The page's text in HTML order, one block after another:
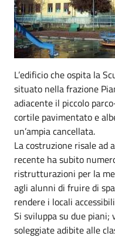
L’edificio che ospita la
situato nella frazione
adiacente il piccolo
cortile pavimentato e
un’ampia cancellata.
La costruzione risale ad
recente ha subito
ristrutturazioni per la
agli alunni di fruire di
rendere i locali
Si sviluppa su due
soleggiate adibite alle